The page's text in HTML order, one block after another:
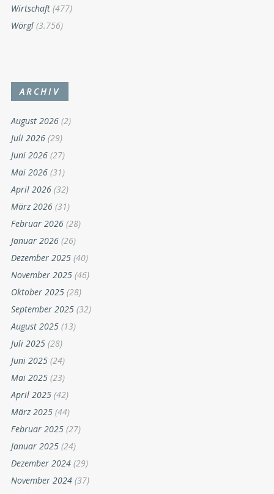
Magazin(48)
Musik (467)
Natur(25)
Politik(772)
Soziales
Wörgl
August 2026(2)
Juli 2026(29)
Juni 2026(27)
Mai 2026(31)
April 2026(32)
März 2026(31)
Februar 2026(28)
Januar 2026(26)
Dezember 2025
November 2025(46)
Oktober 2025(28)
September 2025(32)
August 2025(13)